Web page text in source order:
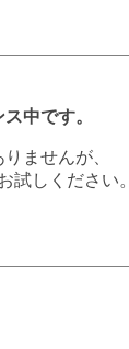
中です。
ませんが、
試しください。